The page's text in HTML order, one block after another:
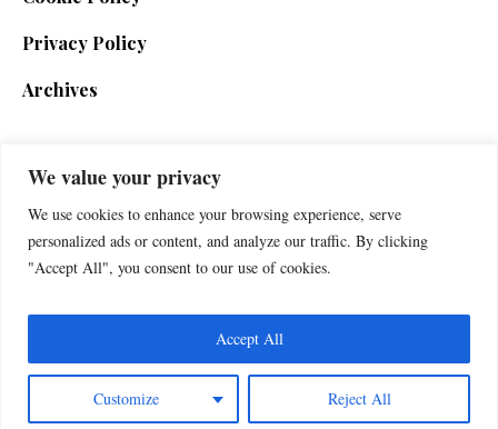
We value your privacy
We use cookies to enhance your browsing experience, serve
personalized ads or content, and analyze our traffic. By clicking
"Accept All", you consent to our use of cookies.
Customize Reject All
Accept All
Privacy Policy
Archives
SIGN UP FOR THE NEWSLETTER